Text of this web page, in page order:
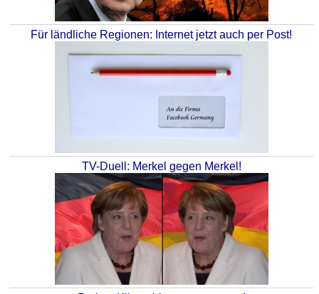
Für ländliche Regionen: Internet jetzt auch per Post!
TV-Duell: Merkel gegen Merkel!